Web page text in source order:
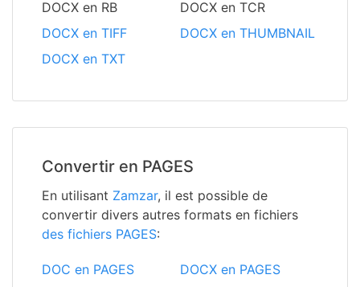
DOCX en RB
DOCX en TCR
DOCX en TIFF
DOCX en THUMBNAIL
DOCX en TXT
Convertir en PAGES
En utilisant Zamzar, il est possible de
convertir divers autres formats en fichiers
des fichiers PAGES:
DOC en PAGES DOCX en PAGES